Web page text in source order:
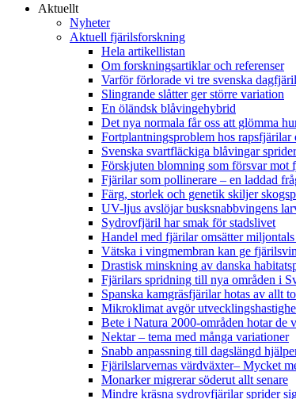
Aktuellt
Nyheter
Aktuell fjärilsforskning
Hela artikellistan
Om forskningsartiklar och referenser
Varför förlorade vi tre svenska
Slingrande slåtter ger större variation
En öländsk blåvingehybrid
Det nya normala får oss att glömma
Fortplantningsproblem hos rapsfjärilar
Svenska svartfläckiga blåvingar
Förskjuten blomning som försvar mot
Fjärilar som pollinerare – en laddad
Färg, storlek och genetik skiljer
UV-ljus avslöjar busksnabbvingens
Sydrovfjäril har smak för stadslivet
Handel med fjärilar omsätter
Vätska i vingmembran kan ge
Drastisk minskning av danska
Fjärilars spridning till nya områden i
Spanska kamgräsfjärilar hotas av allt
Mikroklimat avgör
Bete i Natura 2000-områden hotar de
Nektar – tema med många variationer
Snabb anpassning till dagslängd
Fjärilslarvernas värdväxter– Mycket
Monarker migrerar söderut allt senare
Mindre kräsna sydrovfjärilar sprider